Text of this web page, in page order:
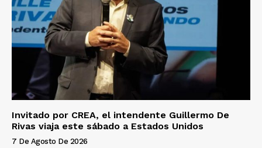
Invitado por CREA, el intendente Guillermo De
Rivas viaja este sábado a Estados Unidos
7 De Agosto De 2026